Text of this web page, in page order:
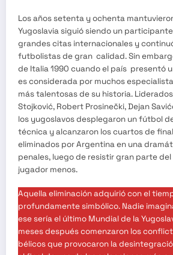
Los años setenta y ochenta
Yugoslavia siguió siendo un
grandes citas internacionales y
futbolistas de gran calidad. Sin
de Italia 1990 cuando el país presentó
es considerada por muchos
más talentosas de su historia.
Stojković, Robert Prosinečki, Dejan
los yugoslavos desplegaron un fútbol
técnica y alcanzaron los cuartos de
eliminados por Argentina en una
penales, luego de resistir gran parte
jugador menos.
Aquella eliminación adquirió con el
profundamente simbólico. Nadie
ese sería el último Mundial de la
meses después comenzaron los
bélicos que provocaron la